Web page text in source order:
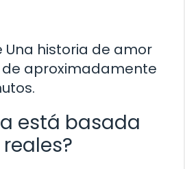
Una historia de amor
aproximadamente
está basada